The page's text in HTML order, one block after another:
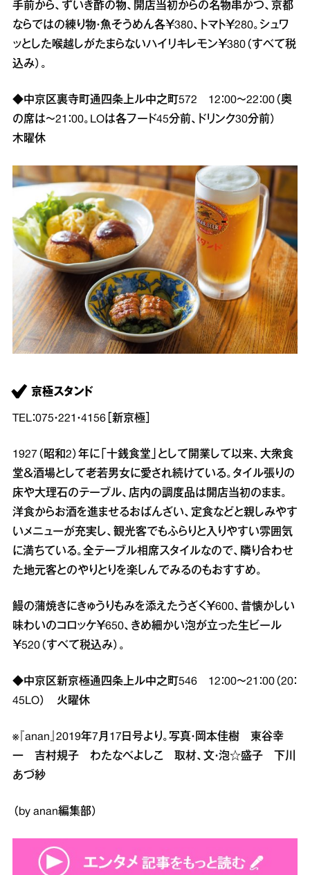
手前から、ずいき酢の物、開店当初からの名物串かつ、京都
ならではの練り物・魚そうめん各￥380、トマト￥280。シュワ
ッとした喉越しがたまらないハイリキレモン￥380（すべて税
込み）。
◆中京区裏寺町通四条上ル中之町572 12：00～22：00（奥
の席は～21：00。LOは各フード45分前、ドリンク30分前）
木曜休
京極スタンド
TEL：075・221・4156［新京極］
1927（昭和2）年に「十銭食堂」として開業して以来、大衆食
堂＆酒場として老若男女に愛され続けている。タイル張りの
床や大理石のテーブル、店内の調度品は開店当初のまま。
洋食からお酒を進ませるおばんざい、定食などと親しみやす
いメニューが充実し、観光客でもふらりと入りやすい雰囲気
に満ちている。全テーブル相席スタイルなので、隣り合わせ
た地元客とのやりとりを楽しんでみるのもおすすめ。
鰻の蒲焼きにきゅうりもみを添えたうざく￥600、昔懐かしい
味わいのコロッケ￥650、きめ細かい泡が立った生ビール
￥520（すべて税込み）。
◆中京区新京極通四条上ル中之町546 12：00～21：00（20：
45LO） 火曜休
※『anan』2019年7月17日号より。写真・岡本佳樹 東谷幸
一 吉村規子 わたなべよしこ 取材、文・泡☆盛子 下川
あづ紗
（by anan編集部）